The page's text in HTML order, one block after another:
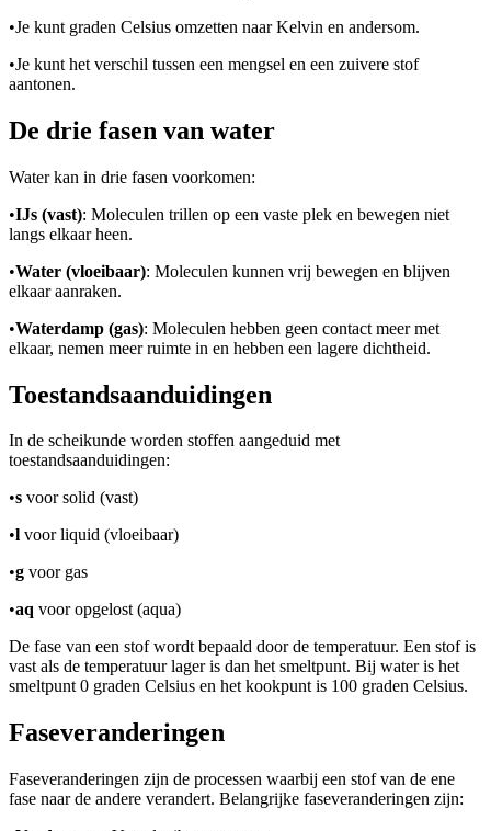
•Je kunt graden Celsius omzetten naar Kelvin en andersom.
•Je kunt het verschil tussen een mengsel en een zuivere stof
aantonen.
De drie fasen van water
Water kan in drie fasen voorkomen:
•IJs (vast): Moleculen trillen op een vaste plek en bewegen niet
langs elkaar heen.
•Water (vloeibaar): Moleculen kunnen vrij bewegen en blijven
elkaar aanraken.
•Waterdamp (gas): Moleculen hebben geen contact meer met
elkaar, nemen meer ruimte in en hebben een lagere dichtheid.
Toestandsaanduidingen
In de scheikunde worden stoffen aangeduid met
toestandsaanduidingen:
•s voor solid (vast)
•l voor liquid (vloeibaar)
•g voor gas
•aq voor opgelost (aqua)
De fase van een stof wordt bepaald door de temperatuur. Een stof is
vast als de temperatuur lager is dan het smeltpunt. Bij water is het
smeltpunt 0 graden Celsius en het kookpunt is 100 graden Celsius.
Faseveranderingen
Faseveranderingen zijn de processen waarbij een stof van de ene
fase naar de andere verandert. Belangrijke faseveranderingen zijn: